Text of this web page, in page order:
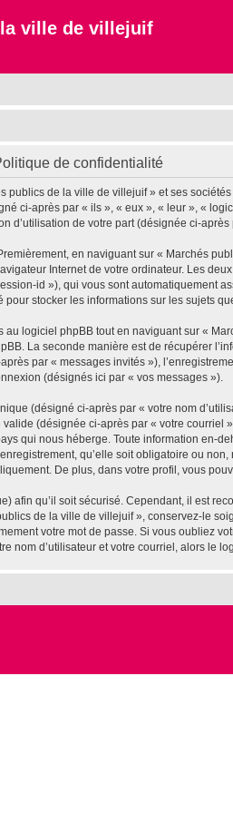
ville de villejuif
de confidentialité
publics de la ville de villejuif » et ses
ci-après par « ils », « eux », « leur », «
d’utilisation de votre part (désignée ci-
en naviguant sur « Marchés
Internet de votre ordinateur. Les
id »), qui vous sont automatiquement
stocker les informations sur les sujets
logiciel phpBB tout en naviguant sur «
La seconde manière est de récupérer
par « messages invités »),
(désignés ici par « vos messages »).
(désigné ci-après par « votre nom
(désignée ci-après par « votre
qui nous héberge. Toute information en-
qu’elle soit obligatoire ou
De plus, dans votre profil, vous
afin qu’il soit sécurisé. Cependant, il est
de la ville de villejuif », conservez-le
votre mot de passe. Si vous oubliez
nom d’utilisateur et votre courriel, alors le